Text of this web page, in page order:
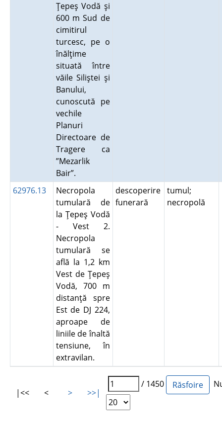
Ţepeş Vodă şi
600 m Sud de
cimitirul
turcesc, pe o
înălţime
situată între
văile Siliştei şi
Banului,
cunoscută pe
vechile
Planuri
Directoare de
Tragere ca
”Mezarlik
Bair”.
62976.13
Necropola
tumulară de
la Ţepeş Vodă
- Vest 2.
Necropola
tumulară se
află la 1,2 km
Vest de Ţepeş
Vodă, 700 m
distanţă spre
Est de DJ 224,
aproape de
liniile de înaltă
tensiune, în
extravilan.
descoperire
funerară
tumul;
necropolă
|<< < > >>|
/ 1450